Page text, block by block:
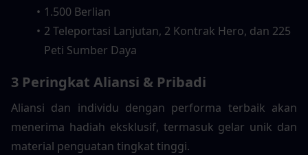
1.500 Berlian
2 Teleportasi Lanjutan, 2 Kontrak Hero, dan 225
Peti Sumber Daya
3 Peringkat Aliansi & Pribadi
Aliansi dan individu dengan performa terbaik akan
menerima hadiah eksklusif, termasuk gelar unik dan
material penguatan tingkat tinggi.